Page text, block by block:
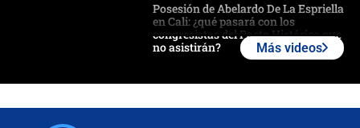
Posesión de Abelardo De La Espriella
en Cali: ¿qué pasará con los
congresistas del Pacto Histórico que
no asistirán?
Más videos